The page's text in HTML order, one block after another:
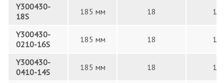
Y300430-
18S
185 мм 18 18
Y300430-
0210-16S
185 мм 18 16
Y300430-
0410-14S
185 мм 18 14